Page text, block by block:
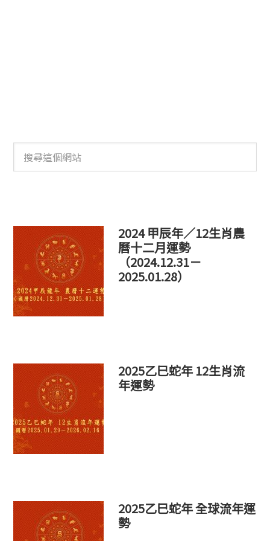
這
2024 甲辰年／12生肖農
曆十二月運勢
（2024.12.31－
2025.01.28）
2025乙巳蛇年 12生肖流
年運勢
2025乙巳蛇年 全球流年運
勢